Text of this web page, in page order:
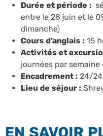
Durée et période :
entre le 28 juin et le
dimanche)
Cours d’anglais : 15
Activités et
journées par semaine
Encadrement : 24/24
Lieu de séjour :